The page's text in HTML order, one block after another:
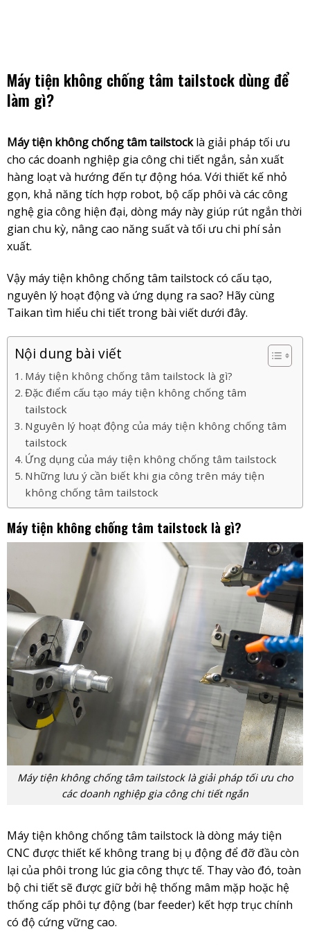
Máy tiện không chống tâm tailstock dùng để
làm gì?
Máy tiện không chống tâm tailstocklà giải pháp tối ưu
cho các doanh nghiệp gia công chi tiết ngắn, sản xuất
hàng loạt và hướng đến tự động hóa. Với thiết kế nhỏ
gọn, khả năng tích hợp robot, bộ cấp phôi và các công
nghệ gia công hiện đại, dòng máy này giúp rút ngắn thời
gian chu kỳ, nâng cao năng suất và tối ưu chi phí sản
xuất.
Vậy máy tiện không chống tâm tailstock có cấu tạo,
nguyên lý hoạt động và ứng dụng ra sao? Hãy cùng
Taikan tìm hiểu chi tiết trong bài viết dưới đây.
Nội dung bài viết
Máy tiện không chống tâm tailstock là gì?
Đặc điểm cấu tạo máy tiện không chống tâm
tailstock
Nguyên lý hoạt động của máy tiện không chống tâm
tailstock
Ứng dụng của máy tiện không chống tâm tailstock
Những lưu ý cần biết khi gia công trên máy tiện
không chống tâm tailstock
Máy tiện không chống tâm tailstock là gì?
Máy tiện không chống tâm tailstock là giải pháp tối ưu cho
các doanh nghiệp gia công chi tiết ngắn
Máy tiện không chống tâm tailstock là dòng máy tiện
CNC được thiết kế không trang bị ụ động để đỡ đầu còn
lại của phôi trong lúc gia công thực tế. Thay vào đó, toàn
bộ chi tiết sẽ được giữ bởi hệ thống mâm mặp hoặc hệ
thống cấp phôi tự động (bar feeder) kết hợp trục chính
có độ cứng vững cao.